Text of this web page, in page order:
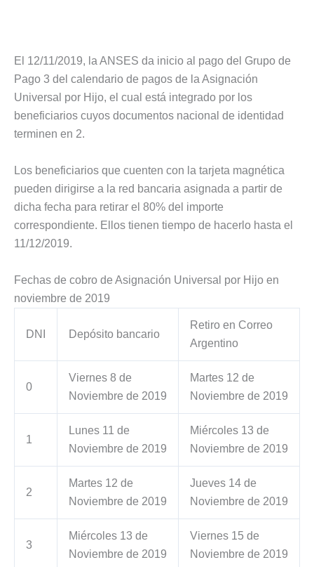
El 12/11/2019, la ANSES da inicio al pago del Grupo de
Pago 3 del calendario de pagos de la Asignación
Universal por Hijo, el cual está integrado por los
beneficiarios cuyos documentos nacional de identidad
terminen en 2.
Los beneficiarios que cuenten con la tarjeta magnética
pueden dirigirse a la red bancaria asignada a partir de
dicha fecha para retirar el 80% del importe
correspondiente. Ellos tienen tiempo de hacerlo hasta el
11/12/2019.
Fechas de cobro de Asignación Universal por Hijo en
noviembre de 2019
DNI Depósito bancario
Retiro en Correo
Argentino
0
Viernes 8 de
Noviembre de 2019
Martes 12 de
Noviembre de 2019
1
Lunes 11 de
Noviembre de 2019
Miércoles 13 de
Noviembre de 2019
2
Martes 12 de
Noviembre de 2019
Jueves 14 de
Noviembre de 2019
3
Miércoles 13 de
Noviembre de 2019
Viernes 15 de
Noviembre de 2019